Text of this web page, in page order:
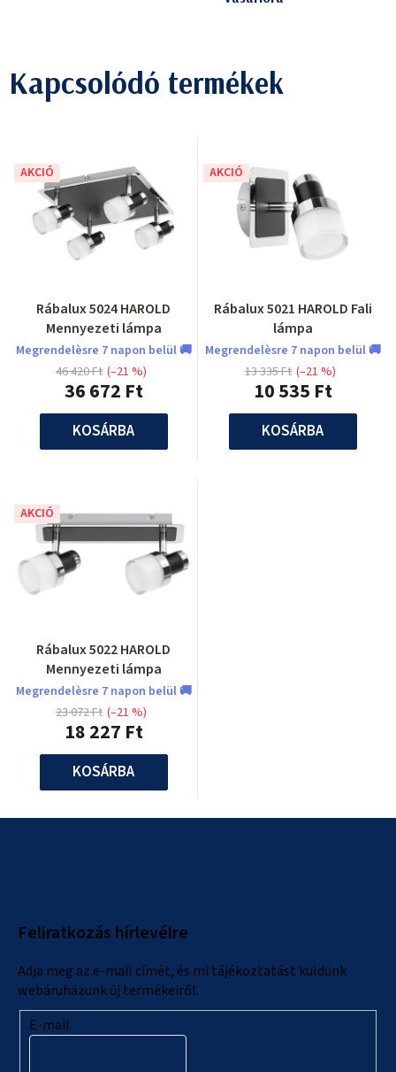
Kapcsolódó termékek
AKCIÓ
Rábalux 5024 HAROLD
Mennyezeti lámpa
Megrendelèsre 7 napon belül 🚚
36 672 Ft
46 420 Ft (–21 %)
KOSÁRBA
AKCIÓ
Rábalux 5021 HAROLD Fali
lámpa
Megrendelèsre 7 napon belül 🚚
10 535 Ft
13 335 Ft (–21 %)
KOSÁRBA
AKCIÓ
Rábalux 5022 HAROLD
Mennyezeti lámpa
Megrendelèsre 7 napon belül 🚚
18 227 Ft
23 072 Ft (–21 %)
KOSÁRBA
Feliratkozás hírlevélre
Adja meg az e-mail címét, és mi tájékoztatást küldünk
webáruházunk új termékeiről.
E-mail